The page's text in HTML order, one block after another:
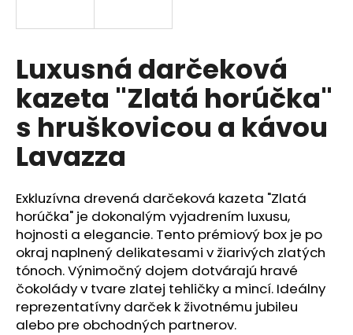
Luxusná darčeková
kazeta "Zlatá horúčka"
s hruškovicou a kávou
Lavazza
Exkluzívna drevená darčeková kazeta "Zlatá
horúčka" je dokonalým vyjadrením luxusu,
hojnosti a elegancie. Tento prémiový box je po
okraj naplnený delikatesami v žiarivých zlatých
tónoch. Výnimočný dojem dotvárajú hravé
čokolády v tvare zlatej tehličky a mincí. Ideálny
reprezentatívny darček k životnému jubileu
alebo pre obchodných partnerov.
s
ť
?
O
d
p
o
r